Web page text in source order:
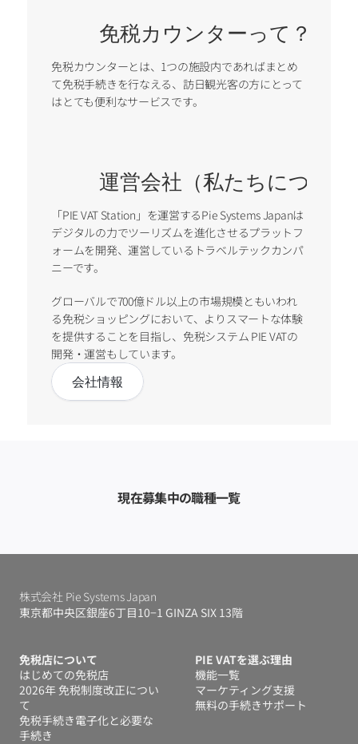
免税カウンターって？
免税カウンターとは、1つの施設内であればまとめ
て免税手続きを行なえる、訪日観光客の方にとって
はとても便利なサービスです。
運営会社（私たちについて
「PIE VAT Station」を運営するPie Systems Japanは
デジタルの力でツーリズムを進化させるプラットフ
ォームを開発、運営しているトラベルテックカンパ
ニーです。
グローバルで700億ドル以上の市場規模ともいわれ
る免税ショッピングにおいて、よりスマートな体験
を提供することを目指し、免税システム PIE VATの
開発・運営もしています。
会社情報
現在募集中の職種一覧
株式会社 Pie Systems Japan
東京都中央区銀座6丁目10−1 GINZA SIX 13階
免税店について
はじめての免税店
2026年 免税制度改正につい
て
免税手続き電子化と必要な
手続き
PIE VATを選ぶ理由
機能一覧
マーケティング支援
無料の手続きサポート